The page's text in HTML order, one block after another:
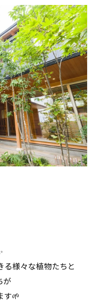
る様々な植物たちと
が
す🌱